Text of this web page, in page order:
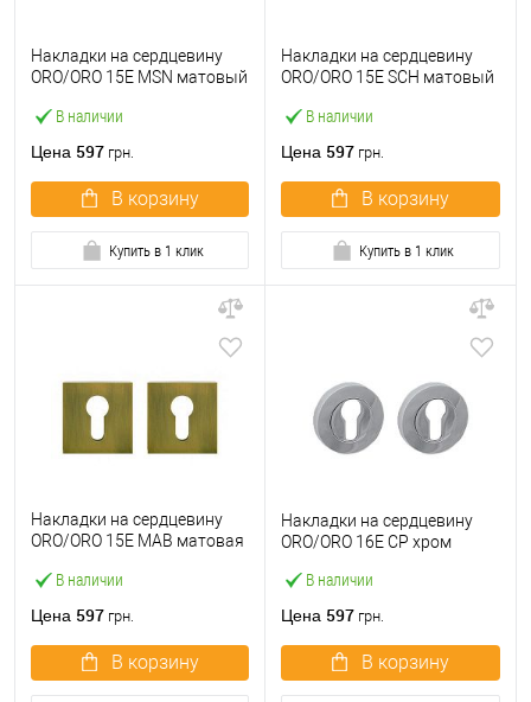
В наличии
Накладки на сердцевину
ORO/ORO 15E MSN матовый
Цена 597 грн.
В корзину
Купить в 1 клик
В наличии
Накладки на сердцевину
ORO/ORO 15E SCH матовый
Цена 597 грн.
В корзину
Купить в 1 клик
В наличии
Накладки на сердцевину
ORO/ORO 15E МАВ матовая
Цена 597 грн.
В корзину
В наличии
Накладки на сердцевину
ORO/ORO 16E CP хром
Цена 597 грн.
В корзину